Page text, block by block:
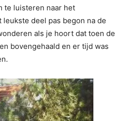
te luisteren naar het
deel pas begon na de
als je hoort dat toen de
bovengehaald en er tijd was